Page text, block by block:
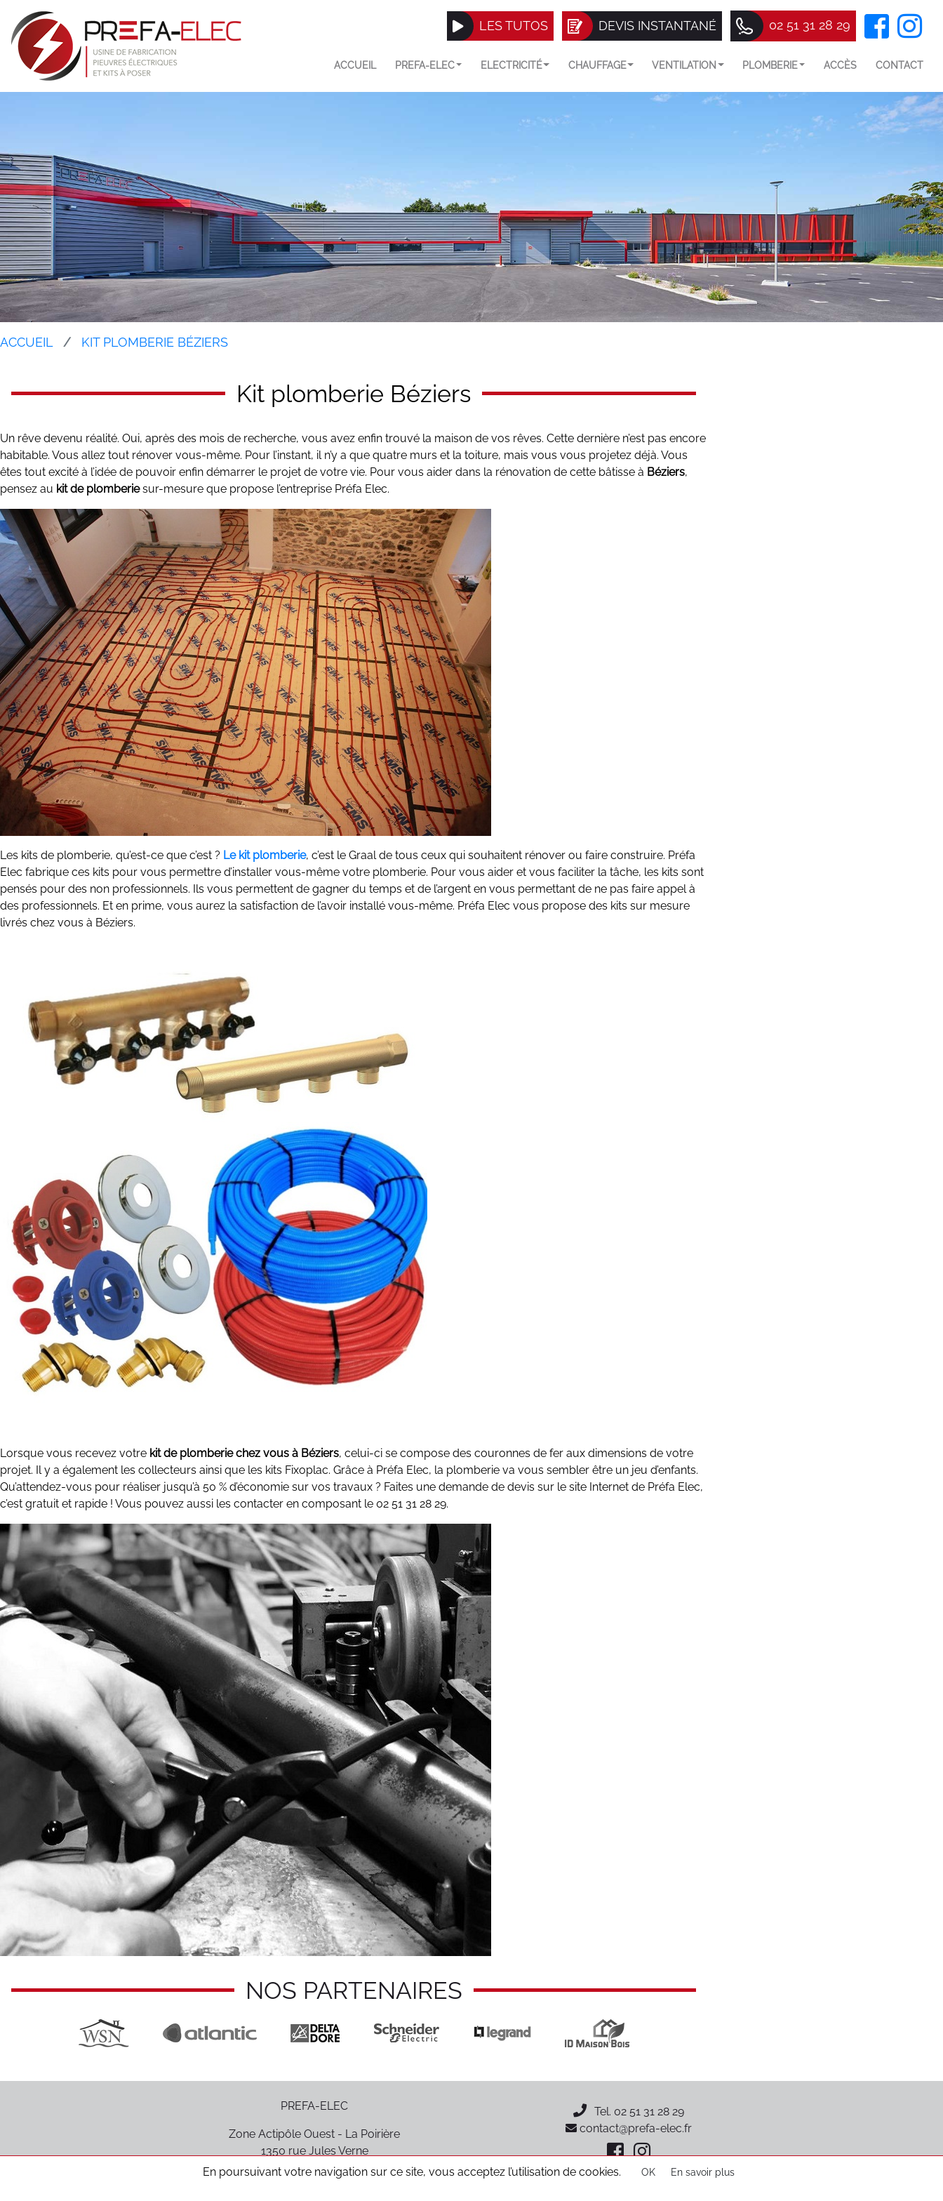
LES TUTOS DEVIS INSTANTANÉ 02 51 31 28 29
ACCUEIL PREFA-ELEC ELECTRICITÉ CHAUFFAGE VENTILATION PLOMBERIE ACCÈS CONTACT
ACCUEIL KIT PLOMBERIE BÉZIERS
Kit plomberie Béziers
Un rêve devenu réalité. Oui, après des mois de recherche, vous avez enfin trouvé la maison de vos rêves. Cette dernière n’est pas encore
habitable. Vous allez tout rénover vous-même. Pour l’instant, il n’y a que quatre murs et la toiture, mais vous vous projetez déjà. Vous
êtes tout excité à l’idée de pouvoir enfin démarrer le projet de votre vie. Pour vous aider dans la rénovation de cette bâtisse à Béziers,
pensez au kit de plomberiesur-mesure que propose l’entreprise Préfa Elec.
Les kits de plomberie, qu’est-ce que c’est ? Le kit plomberie, c’est le Graal de tous ceux qui souhaitent rénover ou faire construire. Préfa
Elec fabrique ces kits pour vous permettre d’installer vous-même votre plomberie. Pour vous aider et vous faciliter la tâche, les kits sont
pensés pour des non professionnels. Ils vous permettent de gagner du temps et de l’argent en vous permettant de ne pas faire appel à
des professionnels. Et en prime, vous aurez la satisfaction de l’avoir installé vous-même. Préfa Elec vous propose des kits sur mesure
livrés chez vous à Béziers.
Lorsque vous recevez votre kit de plomberie chez vous à Béziers, celui-ci se compose des couronnes de fer aux dimensions de votre
projet. Il y a également les collecteurs ainsi que les kits Fixoplac. Grâce à Préfa Elec, la plomberie va vous sembler être un jeu d’enfants.
Qu’attendez-vous pour réaliser jusqu’à 50 % d’économie sur vos travaux ? Faites une demande de devis sur le site Internet de Préfa Elec,
c’est gratuit et rapide ! Vous pouvez aussi les contacter en composant le 02 51 31 28 29.
NOS PARTENAIRES
PREFA-ELEC
Zone Actipôle Ouest - La Poirière
1350 rue Jules Verne
85170 Le Poiré-sur-Vie
Tel. 02 51 31 28 29
contact@prefa-elec.fr
En poursuivant votre navigation sur ce site, vous acceptez l’utilisation de cookies. OK En savoir plus